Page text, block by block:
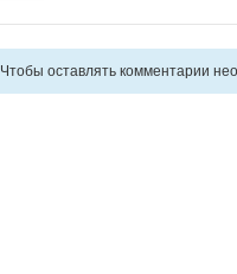
Чтобы оставлять комментарии